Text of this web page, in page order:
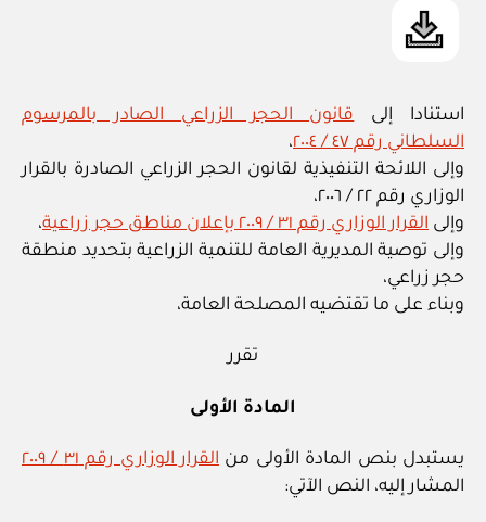
استنادا إلى قانون الحجر الزراعي الصادر بالمرسوم
السلطاني رقم ٤٧ / ٢٠٠٤
،
وإلى اللائحة التنفيذية لقانون الحجر الزراعي الصادرة بالقرار
الوزاري رقم ٢٢ / ٢٠٠٦،
وإلى القرار الوزاري رقم ٣١ / ٢٠٠٩ بإعلان مناطق حجر زراعية
،
وإلى توصية المديرية العامة للتنمية الزراعية بتحديد منطقة
حجر زراعي،
وبناء على ما تقتضيه المصلحة العامة،
تقرر
المادة الأولى
يستبدل بنص المادة الأولى من القرار الوزاري رقم ٣١ / ٢٠٠٩
المشار إليه، النص الآتي: